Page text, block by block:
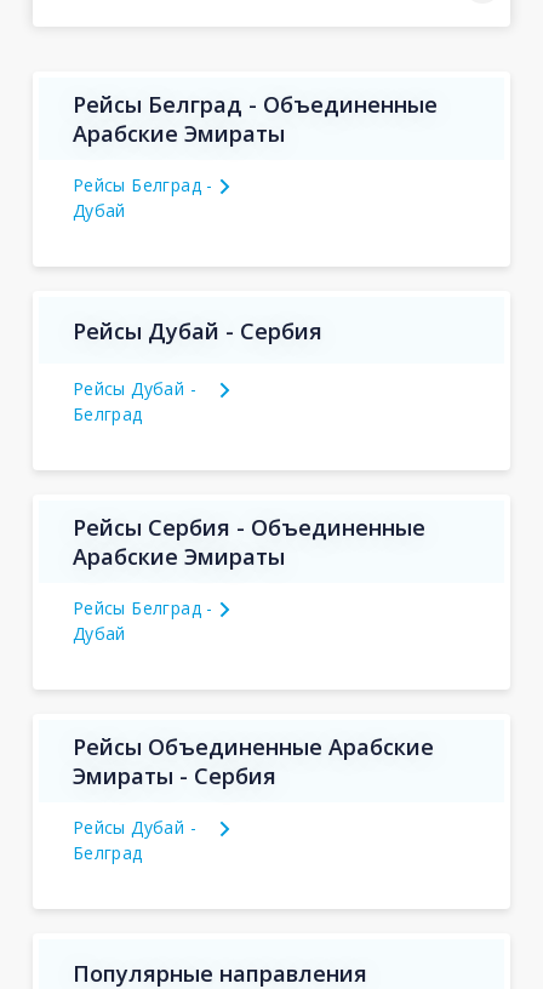
Рейсы Белград - Объединенные
Арабские Эмираты
Рейсы Белград -
Дубай
Рейсы Дубай - Сербия
Рейсы Дубай -
Белград
Рейсы Сербия - Объединенные
Арабские Эмираты
Рейсы Белград -
Дубай
Рейсы Объединенные Арабские
Эмираты - Сербия
Рейсы Дубай -
Белград
Популярные направления